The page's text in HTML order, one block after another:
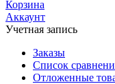
Корзина
Аккаунт
Учетная запись
Заказы
Список
Отложенные